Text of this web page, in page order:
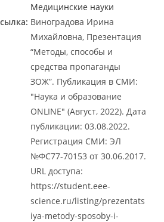
Медицинские науки
Виноградова Ирина
Михайловна, Презентация
“Методы, способы и
средства пропаганды
ЗОЖ”. Публикация в СМИ:
"Наука и образование
ONLINE" (Август, 2022). Дата
публикации: 03.08.2022.
Регистрация СМИ: ЭЛ
№ФС77-70153 от 30.06.2017.
URL доступа:
https://student.eee-
science.ru/listing/prezentats
iya-metody-sposoby-i-